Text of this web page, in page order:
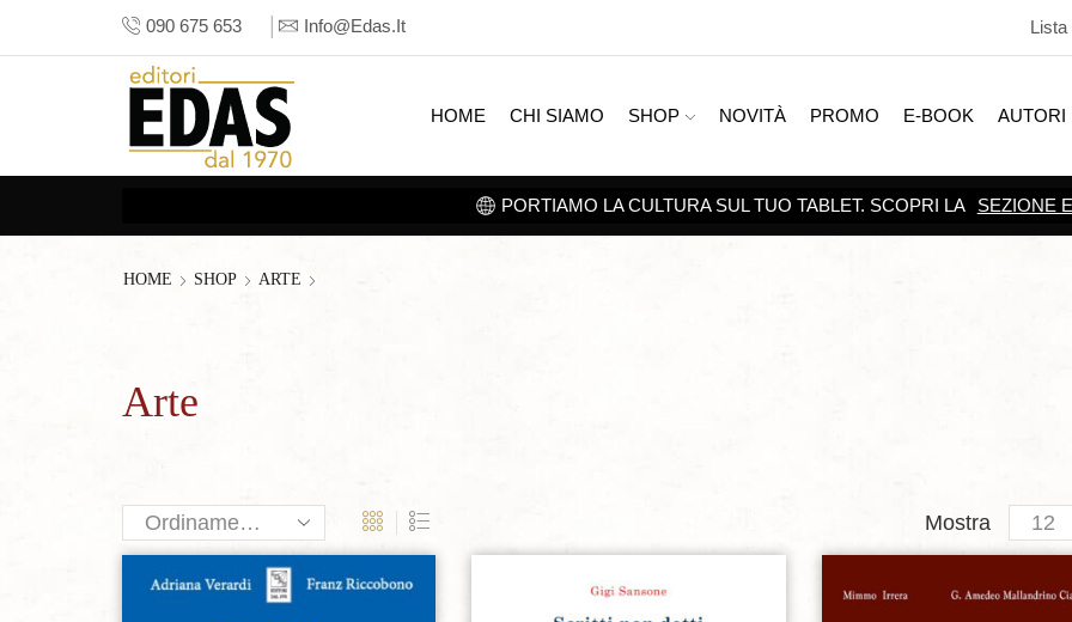
090 675 653 Info@edas.it Lista
HOME CHI SIAMO SHOP NOVITÀ PROMO E-BOOK AUTORI
SCOPRI TUTTE LE
HOME SHOP ARTE
Arte
Mostra
per